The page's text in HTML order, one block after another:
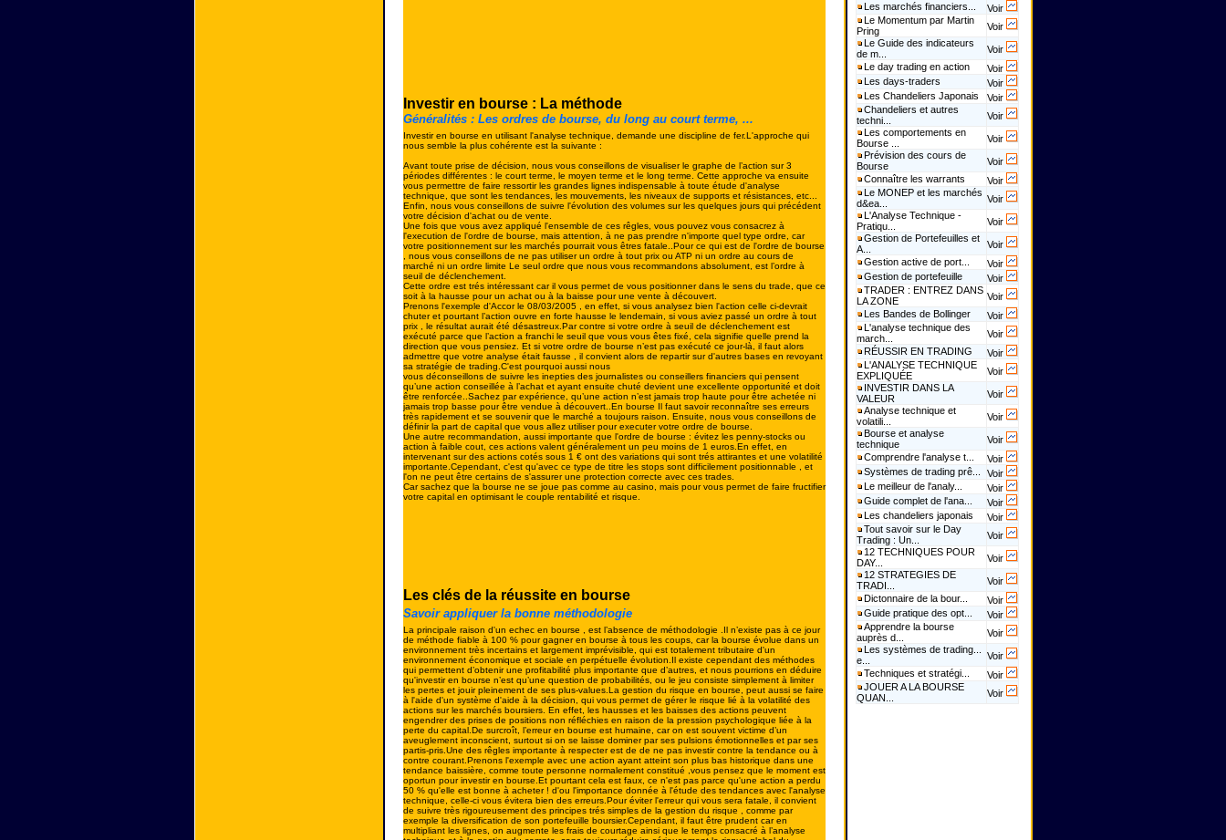
Investir en bourse : La méthode
Généralités : Les ordres de bourse, du long au court terme, ...
Investir en bourse en utilisant l'analyse technique, demande une discipline de fer.L'approche qui
nous semble la plus cohérente est la suivante :
Avant toute prise de décision, nous vous conseillons de visualiser le graphe de l’action sur 3
périodes différentes : le court terme, le moyen terme et le long terme. Cette approche va ensuite
vous permettre de faire ressortir les grandes lignes indispensable à toute étude d'analyse
technique, que sont les tendances, les mouvements, les niveaux de supports et résistances, etc...
Enfin, nous vous conseillons de suivre l'évolution des volumes sur les quelques jours qui précédent
votre décision d'achat ou de vente.
Une fois que vous avez appliqué l'ensemble de ces rêgles, vous pouvez vous consacrez à
l'execution de l'ordre de bourse, mais attention, à ne pas prendre n'importe quel type ordre, car
votre positionnement sur les marchés pourrait vous êtres fatale..Pour ce qui est de l'ordre de bourse
, nous vous conseillons de ne pas utiliser un ordre à tout prix ou ATP ni un ordre au cours de
marché ni un ordre limite Le seul ordre que nous vous recommandons absolument, est l’ordre à
seuil de déclenchement.
Cette ordre est trés intéressant car il vous permet de vous positionner dans le sens du trade, que ce
soit à la hausse pour un achat ou à la baisse pour une vente à découvert.
Prenons l'exemple d'Accor le 08/03/2005 , en effet, si vous analysez bien l'action celle ci-devrait
chuter et pourtant l’action ouvre en forte hausse le lendemain, si vous aviez passé un ordre à tout
prix , le résultat aurait été désastreux.Par contre si votre ordre à seuil de déclenchement est
exécuté parce que l’action a franchi le seuil que vous vous êtes fixé, cela signifie quelle prend la
direction que vous pensiez. Et si votre ordre de bourse n’est pas exécuté ce jour-là, il faut alors
admettre que votre analyse était fausse , il convient alors de repartir sur d'autres bases en revoyant
sa stratégie de trading. C'est pourquoi aussi nous
vous déconseillons de suivre les inepties des journalistes ou conseillers financiers qui pensent
qu’une action conseillée à l’achat et ayant ensuite chuté devient une excellente opportunité et doit
être renforcée..Sachez par expérience, qu’une action n’est jamais trop haute pour être achetée ni
jamais trop basse pour être vendue à découvert. .En bourse Il faut savoir reconnaître ses erreurs
très rapidement et se souvenir que le marché a toujours raison. Ensuite, nous vous conseillons de
définir la part de capital que vous allez utiliser pour executer votre ordre de bourse.
Une autre recommandation, aussi importante que l'ordre de bourse : évitez les penny-stocks ou
action à faible cout, ces actions valent généralement un peu moins de 1 euros.En effet, en
intervenant sur des actions cotés sous 1 € ont des variations qui sont trés attirantes et une volatilité
importante.Cependant, c'est qu'avec ce type de titre les stops sont difficilement positionnable , et
l'on ne peut être certains de s'assurer une protection correcte avec ces trades.
Car sachez que la bourse ne se joue pas comme au casino, mais pour vous permet de faire fructifier
votre capital en optimisant le couple rentabilité et risque.
Les clés de la réussite en bourse
Savoir appliquer la bonne méthodologie
La principale raison d'un echec en bourse , est l’absence de méthodologie .Il n’existe pas à ce jour
de méthode fiable à 100 % pour gagner en bourse à tous les coups, car la bourse évolue dans un
environnement très incertains et largement imprévisible, qui est totalement tributaire d'un
environnement économique et sociale en perpétuelle évolution.Il existe cependant des méthodes
qui permettent d’obtenir une profitabilité plus importante que d’autres, et nous pourrions en déduire
qu'investir en bourse n’est qu’une question de probabilités, ou le jeu consiste simplement à limiter
les pertes et jouir pleinement de ses plus-values. La gestion du risque en bourse, peut aussi se faire
à l'aide d'un système d'aide à la décision, qui vous permet de gérer le risque lié à la volatilité des
actions sur les marchés boursiers. En effet, les hausses et les baisses des actions peuvent
engendrer des prises de positions non réfléchies en raison de la pression psychologique liée à la
perte du capital. De surcroît, l’erreur en bourse est humaine, car on est souvent victime d’un
aveuglement inconscient, surtout si on se laisse dominer par ses pulsions émotionnelles et par ses
partis-pris.Une des rêgles importante à respecter est de de ne pas investir contre la tendance ou à
contre courant.Prenons l'exemple avec une action ayant atteint son plus bas historique dans une
tendance baissière, comme toute personne normalement constitué ,vous pensez que le moment est
oportun pour investir en bourse.Et pourtant cela est faux, ce n'est pas parce qu'une action a perdu
50 % qu'elle est bonne à acheter ! d'ou l'importance donnée à l'étude des tendances avec l'analyse
technique, celle-ci vous évitera bien des erreurs.Pour éviter l'erreur qui vous sera fatale, il convient
de suivre très rigoureusement des principes trés simples de la gestion du risque , comme par
exemple la diversification de son portefeuille boursier.Cependant, il faut être prudent car en
multipliant les lignes, on augmente les frais de courtage ainsi que le temps consacré à l’analyse
Les marchés financiers...
Voir
Le Momentum par Martin
Pring
Voir
Le Guide des indicateurs
de m...
Voir
Le day trading en action
Voir
Les days-traders
Voir
Les Chandeliers Japonais
Voir
Chandeliers et autres
techni...
Voir
Les comportements en
Bourse ...
Voir
Prévision des cours de
Bourse
Voir
Connaître les warrants
Voir
Le MONEP et les marchés
d&ea...
Voir
L'Analyse Technique -
Pratiqu...
Voir
Gestion de Portefeuilles et
A...
Voir
Gestion active de port...
Voir
Gestion de portefeuille
Voir
TRADER : ENTREZ DANS
LA ZONE
Voir
Les Bandes de Bollinger
Voir
L'analyse technique des
march...
Voir
RÉUSSIR EN TRADING
Voir
L'ANALYSE TECHNIQUE
EXPLIQUÉE
Voir
INVESTIR DANS LA
VALEUR
Voir
Analyse technique et
volatili...
Voir
Bourse et analyse
technique
Voir
Comprendre l'analyse t...
Voir
Systèmes de trading prê...
Voir
Le meilleur de l'analy...
Voir
Guide complet de l'ana...
Voir
Les chandeliers japonais
Voir
Tout savoir sur le Day
Trading : Un...
Voir
12 TECHNIQUES POUR
DAY...
Voir
12 STRATEGIES DE
TRADI...
Voir
Dictonnaire de la bour...
Voir
Guide pratique des opt...
Voir
Apprendre la bourse
auprès d...
Voir
Les systèmes de trading...
e...
Voir
Techniques et stratégi...
Voir
JOUER A LA BOURSE
QUAN...
Voir